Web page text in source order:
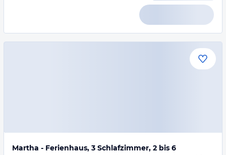
Martha - Ferienhaus, 3 Schlafzimmer, 2 bis 6